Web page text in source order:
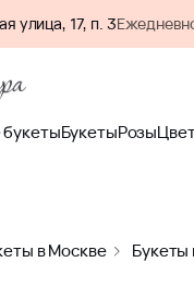
улица, 17, п. 3
БукетыРозы
в Москве Букеты